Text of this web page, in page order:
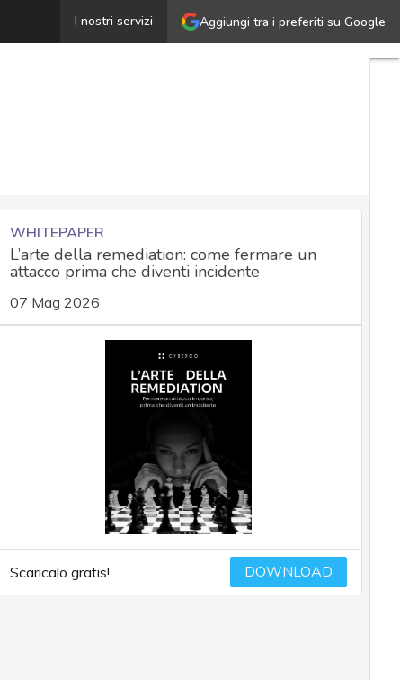
Aggiungi tra i preferiti su Google
I nostri servizi
Everest: chi è e come agisce la gang del ransomware
WHITEPAPER
L’arte della remediation: come fermare un
attacco prima che diventi incidente
07 Mag 2026
Scaricalo gratis! DOWNLOAD